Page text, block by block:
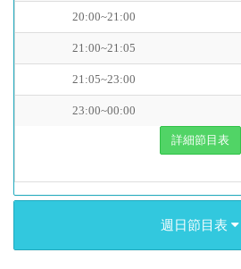
20:00~21:00
21:00~21:05
21:05~23:00
23:00~00:00
詳細節目表
週日節目表